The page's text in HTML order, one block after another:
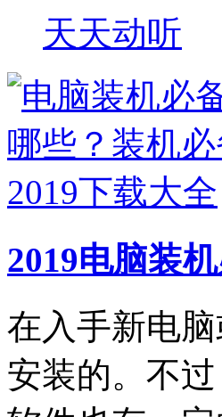
天天动听
2019电脑装
在入手新电
安装的。不